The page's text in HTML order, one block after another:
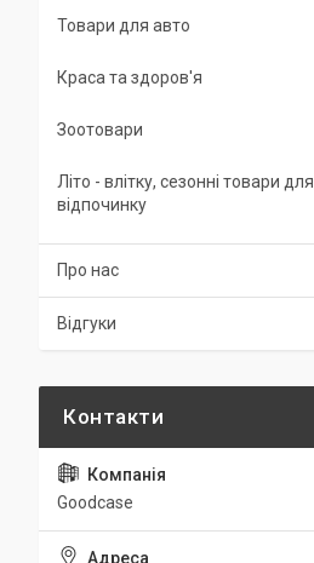
Товари для авто
Краса та здоров'я
Зоотовари
Літо - влітку, сезонні товари для
відпочинку
Про нас
Відгуки
Goodcase